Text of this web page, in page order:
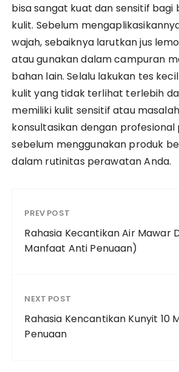
bisa sangat kuat dan sensitif bagi
kulit. Sebelum
wajah, sebaiknya larutkan jus
atau gunakan dalam campuran
bahan lain. Selalu lakukan tes
kulit yang tidak terlihat terlebih
memiliki kulit sensitif atau
konsultasikan dengan
sebelum menggunakan produk
dalam rutinitas perawatan Anda.
PREV POST
Rahasia Kecantikan Air Mawar
Manfaat Anti Penuaan)
NEXT POST
Rahasia Kencantikan Kunyit 10
Penuaan